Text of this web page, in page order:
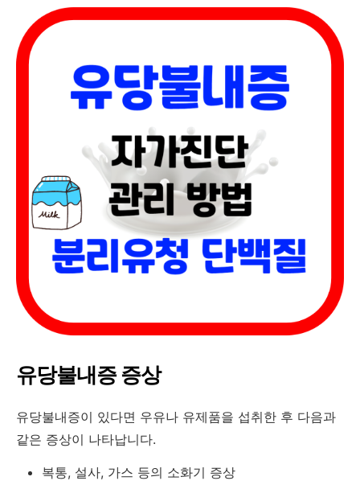
유당불내증 증상
유당불내증이 있다면 우유나 유제품을 섭취한 후 다음과
같은 증상이 나타납니다.
복통, 설사, 가스 등의 소화기 증상